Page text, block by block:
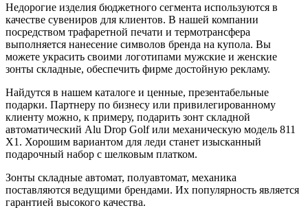
Недорогие изделия бюджетного сегмента используются в
качестве сувениров для клиентов. В нашей компании
посредством трафаретной печати и термотрансфера
выполняется нанесение символов бренда на купола. Вы
можете украсить своими логотипами мужские и женские
зонты складные, обеспечить фирме достойную рекламу.
Найдутся в нашем каталоге и ценные, презентабельные
подарки. Партнеру по бизнесу или привилегированному
клиенту можно, к примеру, подарить зонт складной
автоматический Alu Drop Golf или механическую модель 811
X1. Хорошим вариантом для леди станет изысканный
подарочный набор с шелковым платком.
Зонты складные автомат, полуавтомат, механика
поставляются ведущими брендами. Их популярность является
гарантией высокого качества.